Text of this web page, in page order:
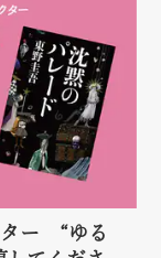
ター “ゆる